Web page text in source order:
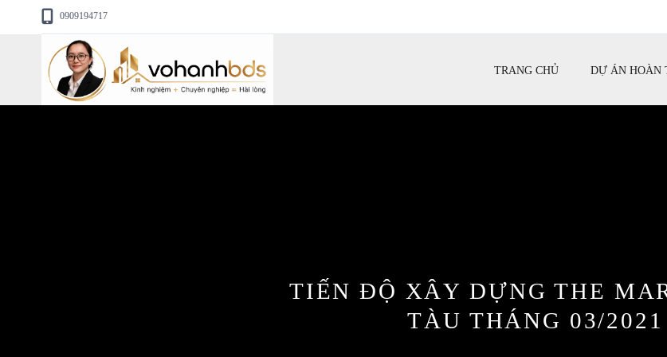
0909194717
TRANG CHỦ DỰ ÁN HOÀN
TIẾN ĐỘ XÂY DỰNG THE
TÀU THÁNG 03/2021